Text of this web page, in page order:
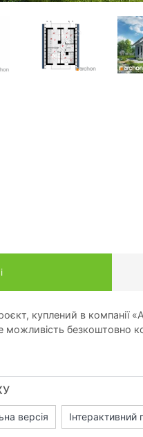
куплений в компанії
безкоштовно
версія Інтерактивний